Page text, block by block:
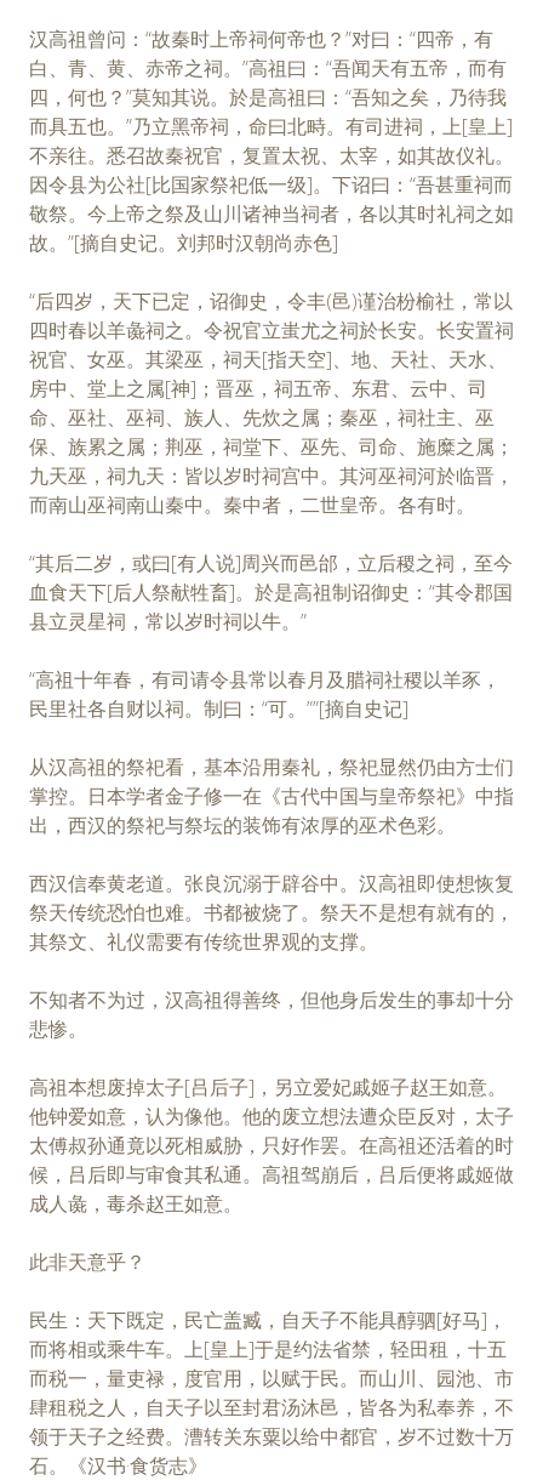
汉高祖曾问：“故秦时上帝祠何帝也？”对曰：“四帝，有
白、青、黄、赤帝之祠。”高祖曰：“吾闻天有五帝，而有
四，何也？”莫知其说。於是高祖曰：“吾知之矣，乃待我
而具五也。”乃立黑帝祠，命曰北畤。有司进祠，上[皇上]
不亲往。悉召故秦祝官，复置太祝、太宰，如其故仪礼。
因令县为公社[比国家祭祀低一级]。下诏曰：“吾甚重祠而
敬祭。今上帝之祭及山川诸神当祠者，各以其时礼祠之如
故。”[摘自史记。刘邦时汉朝尚赤色]
“后四岁，天下已定，诏御史，令丰(邑)谨治枌榆社，常以
四时春以羊彘祠之。令祝官立蚩尤之祠於长安。长安置祠
祝官、女巫。其梁巫，祠天[指天空]、地、天社、天水、
房中、堂上之属[神]；晋巫，祠五帝、东君、云中、司
命、巫社、巫祠、族人、先炊之属；秦巫，祠社主、巫
保、族累之属；荆巫，祠堂下、巫先、司命、施糜之属；
九天巫，祠九天：皆以岁时祠宫中。其河巫祠河於临晋，
而南山巫祠南山秦中。秦中者，二世皇帝。各有时。
“其后二岁，或曰[有人说]周兴而邑邰，立后稷之祠，至今
血食天下[后人祭献牲畜]。於是高祖制诏御史：“其令郡国
县立灵星祠，常以岁时祠以牛。”
“高祖十年春，有司请令县常以春月及腊祠社稷以羊豕，
民里社各自财以祠。制曰：“可。””[摘自史记]
从汉高祖的祭祀看，基本沿用秦礼，祭祀显然仍由方士们
掌控。日本学者金子修一在《古代中国与皇帝祭祀》中指
出，西汉的祭祀与祭坛的装饰有浓厚的巫术色彩。
西汉信奉黄老道。张良沉溺于辟谷中。汉高祖即使想恢复
祭天传统恐怕也难。书都被烧了。祭天不是想有就有的，
其祭文、礼仪需要有传统世界观的支撑。
不知者不为过，汉高祖得善终，但他身后发生的事却十分
悲惨。
高祖本想废掉太子[吕后子]，另立爱妃戚姬子赵王如意。
他钟爱如意，认为像他。他的废立想法遭众臣反对，太子
太傅叔孙通竟以死相威胁，只好作罢。在高祖还活着的时
候，吕后即与审食其私通。高祖驾崩后，吕后便将戚姬做
成人彘，毒杀赵王如意。
此非天意乎？
民生：天下既定，民亡盖臧，自天子不能具醇驷[好马]，
而将相或乘牛车。上[皇上]于是约法省禁，轻田租，十五
而税一，量吏禄，度官用，以赋于民。而山川、园池、市
肆租税之人，自天子以至封君汤沐邑，皆各为私奉养，不
领于天子之经费。漕转关东粟以给中都官，岁不过数十万
石。《汉书·食货志》